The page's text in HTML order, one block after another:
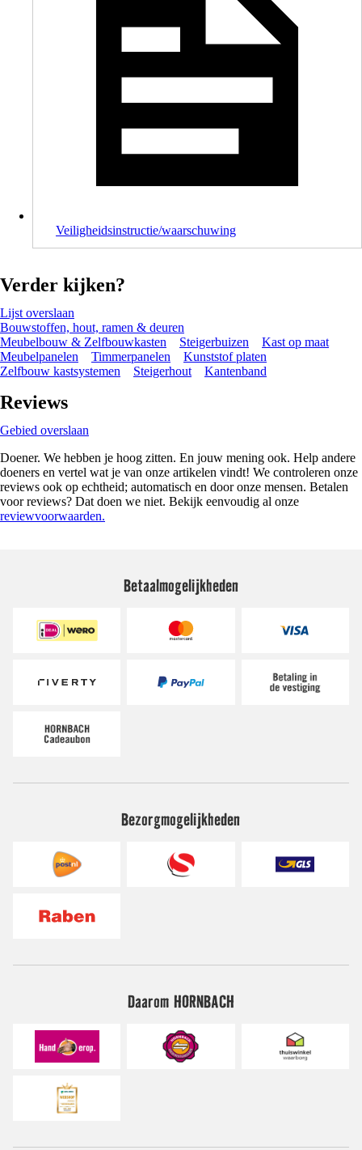
Veiligheidsinstructie/waarschuwing
Verder kijken?
Lijst overslaan
Bouwstoffen, hout, ramen & deuren
Meubelbouw & Zelfbouwkasten
Steigerbuizen
Kast op maat
Meubelpanelen
Timmerpanelen
Kunststof platen
Zelfbouw kastsystemen
Steigerhout Kantenband
Reviews
Gebied overslaan
Doener. We hebben je hoog zitten. En jouw mening ook. Help andere
doeners en vertel wat je van onze artikelen vindt! We controleren onze
reviews ook op echtheid; automatisch en door onze mensen. Betalen
voor reviews? Dat doen we niet. Bekijk eenvoudig al onze
reviewvoorwaarden.
Betaalmogelijkheden
Bezorgmogelijkheden
Daarom HORNBACH